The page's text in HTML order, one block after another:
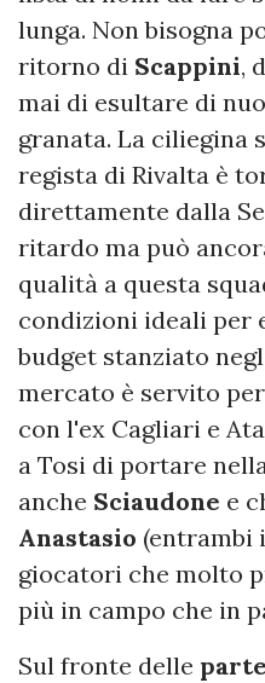
lunga. Non bisogna
ritorno di Scappini,
mai di esultare di
granata. La ciliegina
regista di Rivalta è
direttamente dalla
ritardo ma può
qualità a questa
condizioni ideali per
budget stanziato
mercato è servito
con l'ex Cagliari e
a Tosi di portare
anche Sciaudone e
Anastasio (entrambi
giocatori che molto
più in campo che in
Sul fronte delle